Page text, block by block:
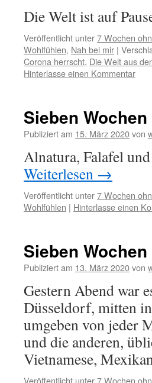
Die Welt ist auf
Veröffentlicht unter7 Wochen
Wohlfühlen, Nah bei mir |
Corona herrscht, Die Welt aus
Hinterlasse einen Kommentar
Sieben
Publiziert am 15. März 2020von
Alnatura, Falafel
Weiterlesen →
Veröffentlicht unter7 Wochen
Wohlfühlen | Hinterlasse einen
Sieben
Publiziert am 13. März 2020von
Gestern Abend war
Düsseldorf, mitten
umgeben von jeder
und die anderen,
Vietnamese,
Veröffentlicht unter7 Wochen